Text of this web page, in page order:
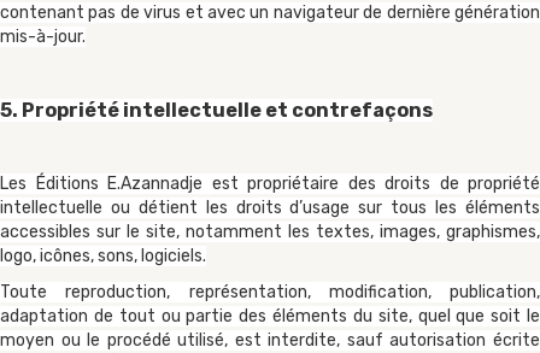
contenant pas de virus et avec un navigateur de dernière génération
mis-à-jour.
5. Propriété intellectuelle et contrefaçons
Les Éditions E.Azannadje est propriétaire des droits de propriété
intellectuelle ou détient les droits d’usage sur tous les éléments
accessibles sur le site, notamment les textes, images, graphismes,
logo, icônes, sons, logiciels.
Toute reproduction, représentation, modification, publication,
adaptation de tout ou partie des éléments du site, quel que soit le
moyen ou le procédé utilisé, est interdite, sauf autorisation écrite